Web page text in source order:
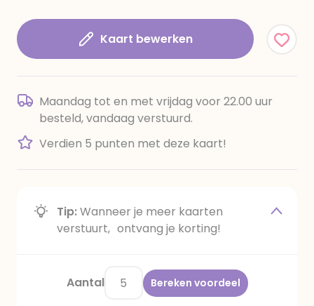
Kaart bewerken
Maandag tot en met vrijdag voor 22.00 uur
besteld, vandaag verstuurd.
Verdien 5 punten met deze kaart!
Tip:Wanneer je meer kaarten
verstuurt, ontvang je korting!
Aantal Bereken voordeel